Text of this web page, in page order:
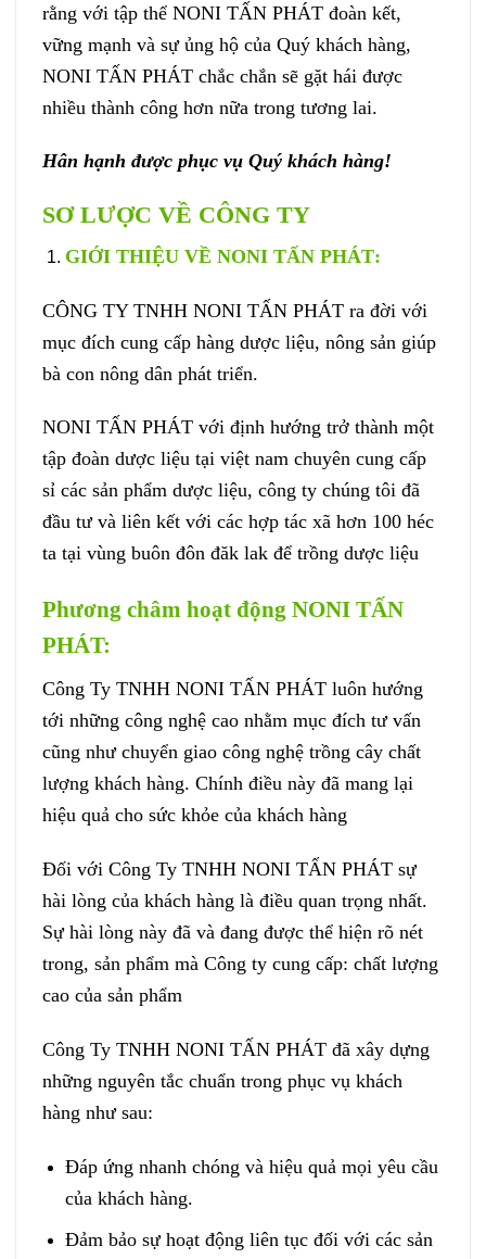
rằng với tập thể NONI TẤN PHÁT đoàn kết,
vững mạnh và sự ủng hộ của Quý khách hàng,
NONI TẤN PHÁT chắc chắn sẽ gặt hái được
nhiều thành công hơn nữa trong tương lai.
Hân hạnh được phục vụ Quý khách hàng!
SƠ LƯỢC VỀ CÔNG TY
GIỚI THIỆU VỀ NONI TẤN PHÁT:
CÔNG TY TNHH NONI TẤN PHÁT ra đời với
mục đích cung cấp hàng dược liệu, nông sản giúp
bà con nông dân phát triển.
NONI TẤN PHÁT với định hướng trở thành một
tập đoàn dược liệu tại việt nam chuyên cung cấp
sỉ các sản phẩm dược liệu, công ty chúng tôi đã
đầu tư và liên kết với các hợp tác xã hơn 100 héc
ta tại vùng buôn đôn đăk lak để trồng dược liệu
Phương châm hoạt động NONI TẤN
PHÁT:
Công Ty TNHH NONI TẤN PHÁT luôn hướng
tới những công nghệ cao nhằm mục đích tư vấn
cũng như chuyển giao công nghệ trồng cây chất
lượng khách hàng. Chính điều này đã mang lại
hiệu quả cho sức khỏe của khách hàng
Đối với Công Ty TNHH NONI TẤN PHÁT sự
hài lòng của khách hàng là điều quan trọng nhất.
Sự hài lòng này đã và đang được thể hiện rõ nét
trong, sản phẩm mà Công ty cung cấp: chất lượng
cao của sản phẩm
Công Ty TNHH NONI TẤN PHÁT đã xây dựng
những nguyên tắc chuẩn trong phục vụ khách
hàng như sau:
Đáp ứng nhanh chóng và hiệu quả mọi yêu cầu
của khách hàng.
Đảm bảo sự hoạt động liên tục đối với các sản